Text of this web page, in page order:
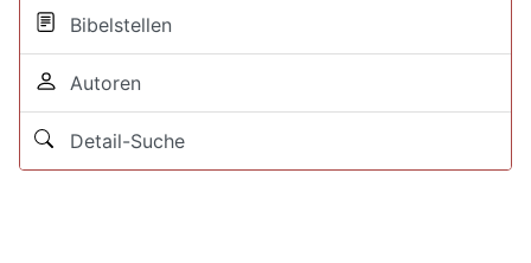
Bibelstellen
Autoren
Detail-Suche